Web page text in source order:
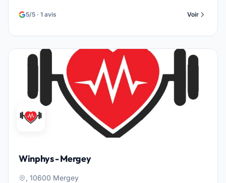
5/5 · 1 avis Voir
Winphys - Mergey
, 10600 Mergey